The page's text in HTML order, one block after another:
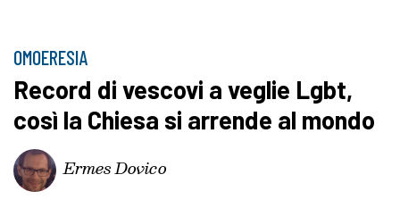
OMOERESIA
Record di vescovi a veglie Lgbt,
così la Chiesa si arrende al mondo
Ermes Dovico